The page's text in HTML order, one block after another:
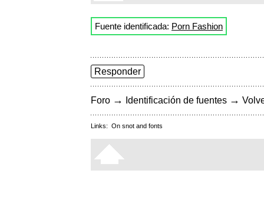
Fuente identificada: Porn Fashion
Responder
Foro → Identificación de fuentes →
Links: On snot and fonts